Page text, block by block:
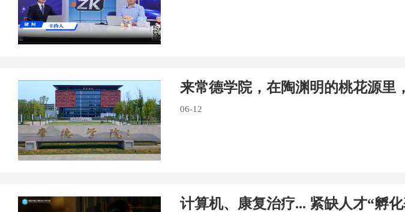
来常德学院，在陶渊明的桃花源里
06-12
计算机、康复治疗... 紧缺人才“孵